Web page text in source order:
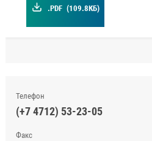
.PDF (109.8КБ)
Телефон
(+7 4712) 53-23-05
Факс